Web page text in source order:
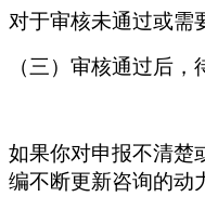
对于审核未通过或需
（三） 审核通过后，
如果你对申报不清楚
编不断更新咨询的动